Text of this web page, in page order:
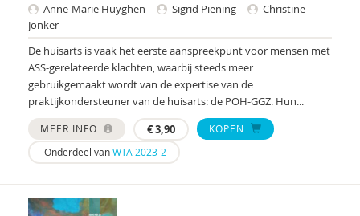
Lotte Benard
Hilde van den Berg
K. Berman
Jo Bervoets
Theo Beskers
Anne-Marie Huyghen Sigrid Piening
Christine
Jonker
De huisarts is vaak het eerste aanspreekpunt voor mensen met
ASS-gerelateerde klachten, waarbij steeds meer
gebruikgemaakt wordt van de expertise van de
praktijkondersteuner van de huisarts: de POH-GGZ. Hun...
MEER INFO €3,90
KOPEN
Onderdeel vanWTA 2023-2